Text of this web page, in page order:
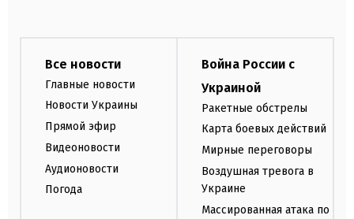
Все новости
Главные новости
Новости Украины
Прямой эфир
Видеоновости
Аудионовости
Погода
Война России с
Украиной
Ракетные обстрелы
Карта боевых действий
Мирные переговоры
Воздушная тревога в
Украине
Массированная атака по